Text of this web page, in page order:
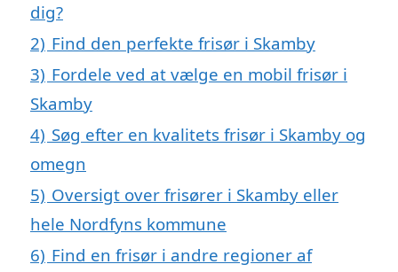
dig?
2) Find den perfekte frisør i Skamby
3) Fordele ved at vælge en mobil frisør i
Skamby
4) Søg efter en kvalitets frisør i Skamby og
omegn
5) Oversigt over frisører i Skamby eller
hele Nordfyns kommune
6) Find en frisør i andre regioner af